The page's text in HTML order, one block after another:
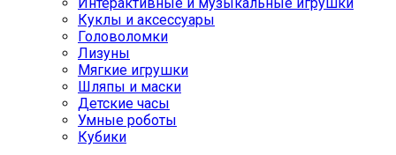
Интерактивные и музыкальные игрушки
Куклы и аксессуары
Головоломки
Лизуны
Мягкие игрушки
Шляпы и маски
Детские часы
Умные роботы
Кубики